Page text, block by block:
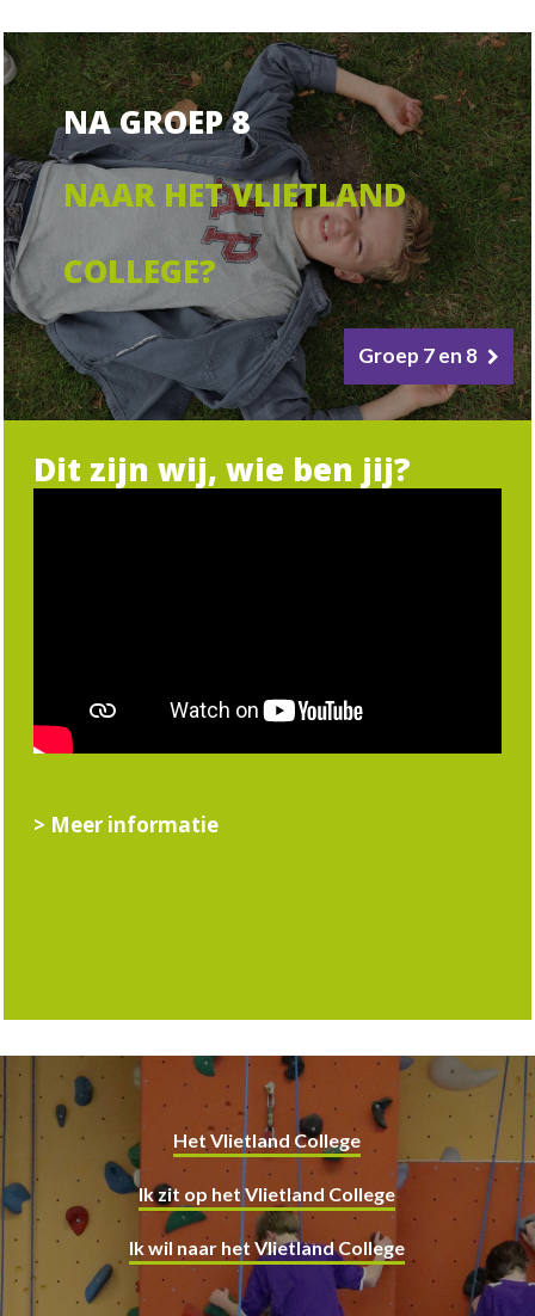
NA GROEP 8
NAAR HET VLIETLAND
COLLEGE?
Groep 7 en 8
Dit zijn wij, wie ben jij?
> Meer informatie
Het Vlietland College
Ik zit op het Vlietland College
Ik wil naar het Vlietland College